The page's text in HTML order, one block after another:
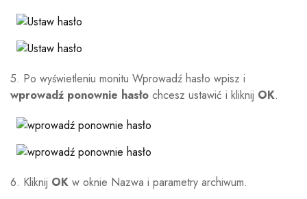
5. Po wyświetleniu monitu Wprowadź hasło wpisz i
wprowadź ponownie hasło chcesz ustawić i kliknij OK.
6. Kliknij OK w oknie Nazwa i parametry archiwum.